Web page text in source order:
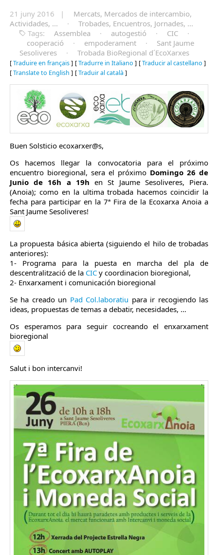
21 juny 2016 |
Mercats, Mercados de intercambio,
Actividades, ...
·
Trobades, Encuentros, Jornades, ...
Tags:
Assemblea · autogestió · CIC
·
cooperació
· empoderament ·
Sant Jaume
Sesoliveres
· Trobada BioRegional d´EcoXarxes
[Traduire en français] [Tradurre in Italiano ] [Traducir al castellano ]
[Translate to English ] [Traduir al català ]
Buen Solsticio ecoxarxer@s,
Os hacemos llegar la convocatoria para el próximo
encuentro bioregional, sera el próximo Domingo 26 de
Junio de 16h a 19h en St Jaume Sesoliveres, Piera.
(Anoia); como en la ultima trobada hacemos coincidir la
fecha para participar en la 7ª Fira de la Ecoxarxa Anoia a
Sant Jaume Sesoliveres!
La propuesta básica abierta (siguiendo el hilo de trobadas
anteriores):
1- Programa para la puesta en marcha del pla de
descentralització de la CIC y coordinacion bioregional,
2- Enxarxament i comunicación bioregional
Se ha creado un Pad Col.laboratiu para ir recogiendo las
ideas, propuestas de temas a debatir, necesidades, …
Os esperamos para seguir cocreando el enxarxament
bioregional
Salut i bon intercanvi!